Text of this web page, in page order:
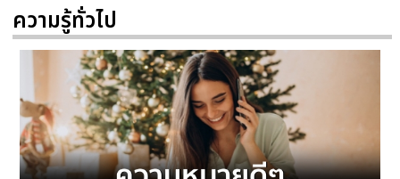
ความรู้ทั่วไป